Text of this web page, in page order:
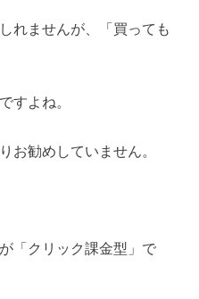
れませんが、「買っても
すよね。
お勧めしていません。
「クリック課金型」で